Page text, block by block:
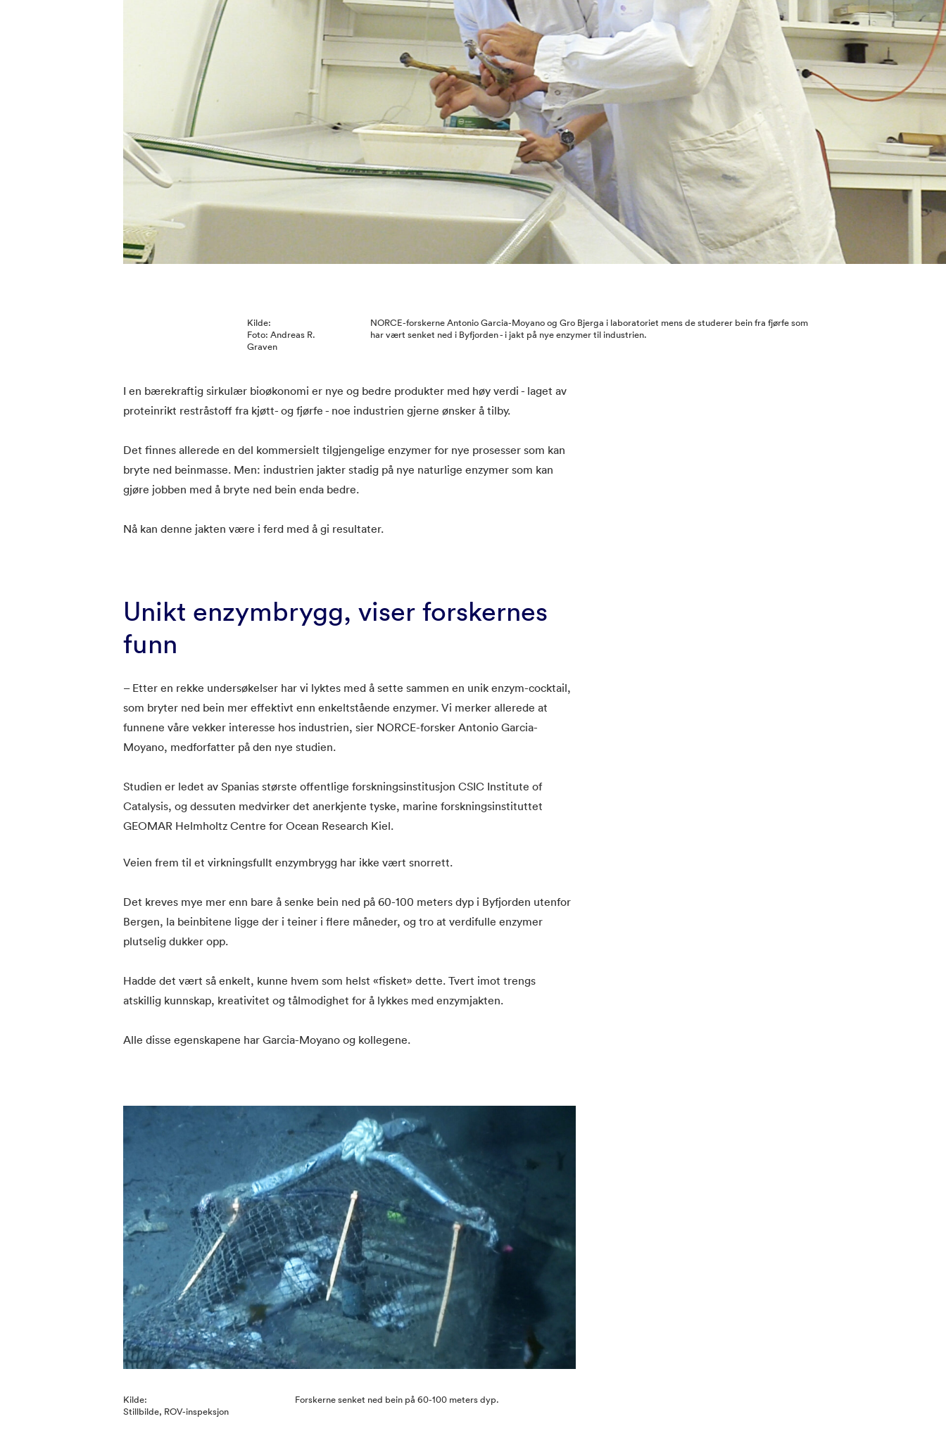
Kilde:
Foto: Andreas R.
Graven
NORCE-forskerne Antonio Garcia-Moyano og Gro Bjerga i laboratoriet mens de studerer bein fra fjørfe som
har vært senket ned i Byfjorden - i jakt på nye enzymer til industrien.
I en bærekraftig sirkulær bioøkonomi er nye og bedre produkter med høy verdi - laget av
proteinrikt restråstoff fra kjøtt- og fjørfe - noe industrien gjerne ønsker å tilby.
Det finnes allerede en del kommersielt tilgjengelige enzymer for nye prosesser som kan
bryte ned beinmasse. Men: industrien jakter stadig på nye naturlige enzymer som kan
gjøre jobben med å bryte ned bein enda bedre.
Nå kan denne jakten være i ferd med å gi resultater.
Unikt enzymbrygg, viser forskernes
funn
– Etter en rekke undersøkelser har vi lyktes med å sette sammen en unik enzym-cocktail,
som bryter ned bein mer effektivt enn enkeltstående enzymer. Vi merker allerede at
funnene våre vekker interesse hos industrien, sier NORCE-forsker Antonio Garcia-
Moyano, medforfatter på den nye studien.
Studien er ledet av Spanias største offentlige forskningsinstitusjon CSIC Institute of
Catalysis, og dessuten medvirker det anerkjente tyske, marine forskningsinstituttet
GEOMAR Helmholtz Centre for Ocean Research Kiel.
Veien frem til et virkningsfullt enzymbrygg har ikke vært snorrett.
Det kreves mye mer enn bare å senke bein ned på 60-100 meters dyp i Byfjorden utenfor
Bergen, la beinbitene ligge der i teiner i flere måneder, og tro at verdifulle enzymer
plutselig dukker opp.
Hadde det vært så enkelt, kunne hvem som helst «fisket» dette. Tvert imot trengs
atskillig kunnskap, kreativitet og tålmodighet for å lykkes med enzymjakten.
Alle disse egenskapene har Garcia-Moyano og kollegene.
Kilde:
Stillbilde, ROV-inspeksjon
Forskerne senket ned bein på 60-100 meters dyp.